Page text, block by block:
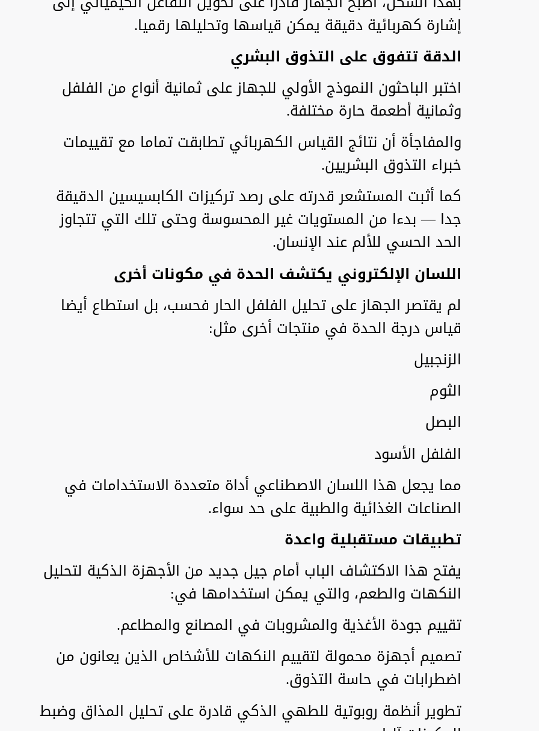
إشارة كهربائية دقيقة يمكن قياسها وتحليلها رقميا.
الدقة تتفوق على التذوق البشري
اختبر الباحثون النموذج الأولي للجهاز على ثمانية أنواع من الفلفل
وثمانية أطعمة حارة مختلفة.
والمفاجأة أن نتائج القياس الكهربائي تطابقت تماما مع تقييمات
خبراء التذوق البشريين.
كما أثبت المستشعر قدرته على رصد تركيزات الكابسيسين الدقيقة
جدا — بدءا من المستويات غير المحسوسة وحتى تلك التي تتجاوز
الحد الحسي للألم عند الإنسان.
اللسان الإلكتروني يكتشف الحدة في مكونات أخرى
لم يقتصر الجهاز على تحليل الفلفل الحار فحسب، بل استطاع أيضا
قياس درجة الحدة في منتجات أخرى مثل:
الزنجبيل
الثوم
البصل
الفلفل الأسود
مما يجعل هذا اللسان الاصطناعي أداة متعددة الاستخدامات في
الصناعات الغذائية والطبية على حد سواء.
تطبيقات مستقبلية واعدة
يفتح هذا الاكتشاف الباب أمام جيل جديد من الأجهزة الذكية لتحليل
النكهات والطعم، والتي يمكن استخدامها في:
تقييم جودة الأغذية والمشروبات في المصانع والمطاعم.
تصميم أجهزة محمولة لتقييم النكهات للأشخاص الذين يعانون من
اضطرابات في حاسة التذوق.
تطوير أنظمة روبوتية للطهي الذكي قادرة على تحليل المذاق وضبط